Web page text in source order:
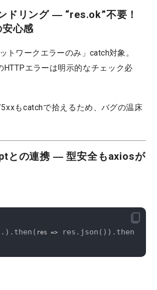
ドリング ― “res.ok”不要！
心感
トワークエラーのみ」catch対象。
エラーは明示的なチェック必
もcatchで拾える ため、バグの温床
との連携 ― 型安全もaxiosが
res => res.json()).then(